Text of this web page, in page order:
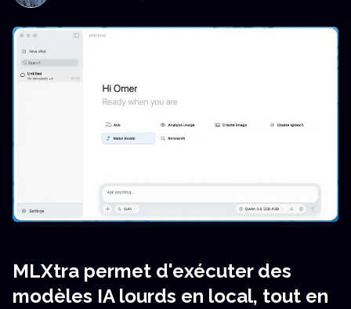
MLXtra permet d'exécuter des
modèles IA lourds en local, tout en